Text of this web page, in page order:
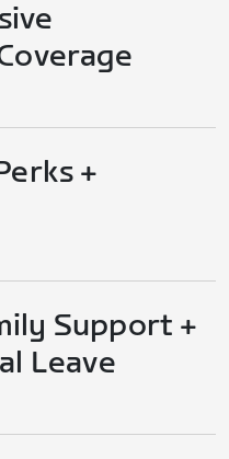
+
Support +
Leave